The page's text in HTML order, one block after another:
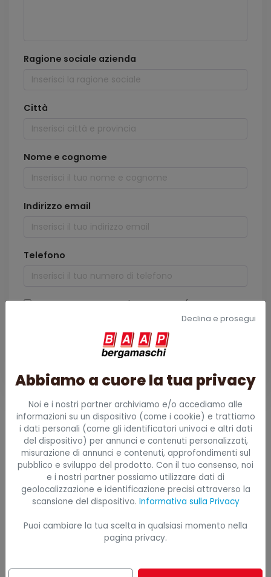
CATEGORIE
Airbag Anticaduta
Armadi per Spogliatoi
Ragione sociale azienda
Città
Nome e cognome
Indirizzo email
Telefono
Ho letto e accetto all'informativa (privacy
Invia richiesta
Declina e prosegui
Abbiamo a cuore la tua privacy
Noi e i nostri partner archiviamo e/o accediamo alle
informazioni su un dispositivo (come i cookie) e trattiamo
i dati personali (come gli identificatori univoci e altri dati
del dispositivo) per annunci e contenuti personalizzati,
misurazione di annunci e contenuti, approfondimenti sul
pubblico e sviluppo del prodotto. Con il tuo consenso, noi
e i nostri partner possiamo utilizzare dati di
geolocalizzazione e identificazione precisi attraverso la
scansione del dispositivo. Informativa sulla Privacy
Puoi cambiare la tua scelta in qualsiasi momento nella
pagina privacy.